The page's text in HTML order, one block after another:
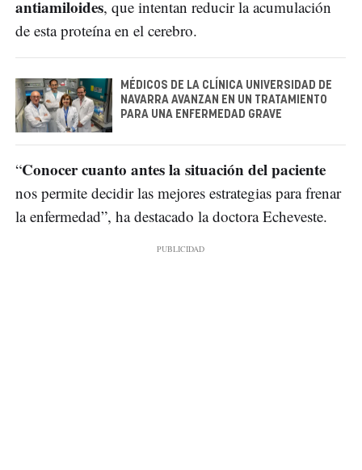
antiamiloides, que intentan reducir la acumulación
de esta proteína en el cerebro.
MÉDICOS DE LA CLÍNICA UNIVERSIDAD DE
NAVARRA AVANZAN EN UN TRATAMIENTO
PARA UNA ENFERMEDAD GRAVE
“Conocer cuanto antes la situación del paciente
nos permite decidir las mejores estrategias para frenar
la enfermedad”, ha destacado la doctora Echeveste.